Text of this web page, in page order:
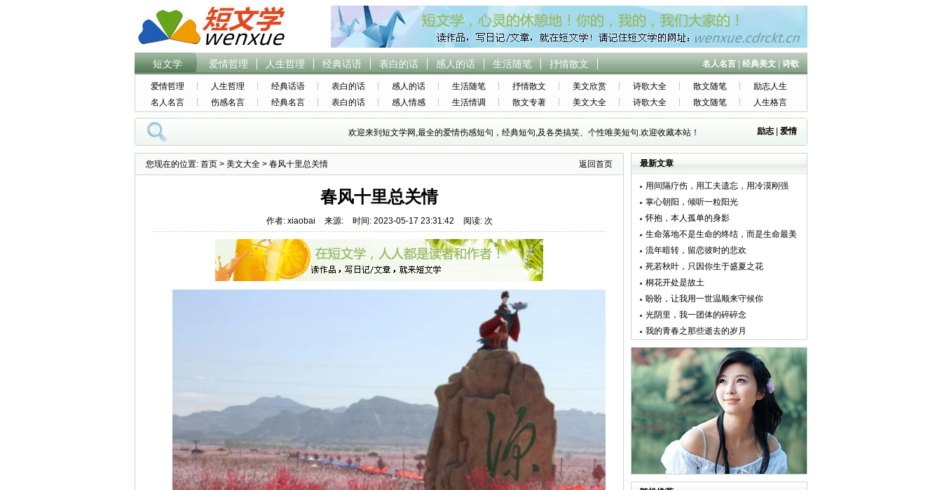
短文学 爱情哲理 人生哲理 经典话语 表白的话 感人的话 生活随笔 抒情散文 名人名言| 经典美文 诗歌
爱情哲理 人生哲理 经典话语 表白的话 感人的话 生活随笔 抒情散文 美文欣赏 诗歌大全 散文随笔
励志人生
名人名言
伤感名言 经典名言 表白的话 感人情感 生活情调 散文专著 美文大全 诗歌大全 散文随笔 人生格言
欢迎来到短文学网,最全的爱情伤感短句，经典短句,及各类搞笑、个性唯美短句.欢迎收藏本站！ 励志| 爱情
返回首页
您现在的位置: 首页 > 美文大全 > 春风十里总关情
春风十里总关情
作者: xiaobai 来源: 时间: 2023-05-17 23:31:42 阅读: 次
最新文章
用间隔疗伤，用工夫遗忘，用冷漠刚强
掌心朝阳，倾听一粒阳光
怀抱，本人孤单的身影
生命落地不是生命的终结，而是生命最美
的绽放
流年暗转，留恋彼时的悲欢
死若秋叶，只因你生于盛夏之花
桐花开处是故土
盼盼，让我用一世温顺来守候你
光阴里，我一团体的碎碎念
我的青春之那些逝去的岁月